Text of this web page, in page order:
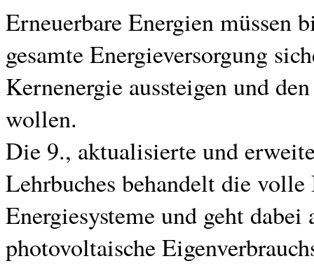
Erneuerbare Energien müssen
gesamte Energieversorgung
Kernenergie aussteigen und
wollen.
Die 9., aktualisierte und
Lehrbuches behandelt die
Energiesysteme und geht
photovoltaische